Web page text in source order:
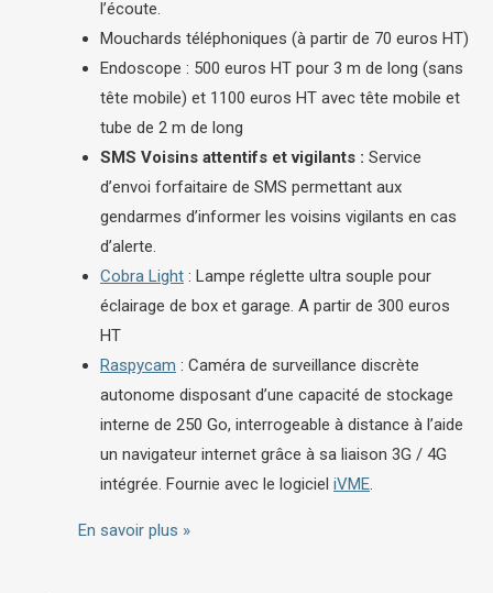
l’écoute.
Mouchards téléphoniques (à partir de 70 euros HT)
Endoscope : 500 euros HT pour 3 m de long (sans
tête mobile) et 1100 euros HT avec tête mobile et
tube de 2 m de long
SMS Voisins attentifs et vigilants : Service
d’envoi forfaitaire de SMS permettant aux
gendarmes d’informer les voisins vigilants en cas
d’alerte.
Cobra Light : Lampe réglette ultra souple pour
éclairage de box et garage. A partir de 300 euros
HT
Raspycam : Caméra de surveillance discrète
autonome disposant d’une capacité de stockage
interne de 250 Go, interrogeable à distance à l’aide
un navigateur internet grâce à sa liaison 3G / 4G
intégrée. Fournie avec le logiciel iVME
En savoir plus »